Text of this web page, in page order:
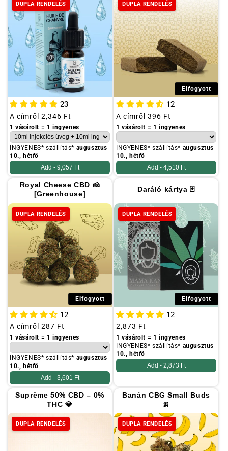
DUPLA RENDELÉS
23
Szokásos
ár
A címről 2,346 Ft
1 vásárolt = 1 ingyenes
INGYENES* szállítás* augusztus
10., hétfő
Add - 9,057 Ft
DUPLA RENDELÉS
Elfogyott
12
Szokásos
ár
A címről 396 Ft
1 vásárolt = 1 ingyenes
INGYENES* szállítás* augusztus
10., hétfő
Add - 4,510 Ft
Royal Cheese CBD 🧀
[Greenhouse]
DUPLA RENDELÉS
Elfogyott
12
Szokásos
ár
A címről 287 Ft
1 vásárolt = 1 ingyenes
INGYENES* szállítás* augusztus
10., hétfő
Add - 3,601 Ft
Daráló kártya 🃏
DUPLA RENDELÉS
Elfogyott
12
Szokásos
ár
2,873 Ft
1 vásárolt = 1 ingyenes
INGYENES* szállítás* augusztus
10., hétfő
Add - 2,873 Ft
Suprême 50% CBD – 0%
THC 💎
DUPLA RENDELÉS
Banán CBG Small Buds
🍌
DUPLA RENDELÉS